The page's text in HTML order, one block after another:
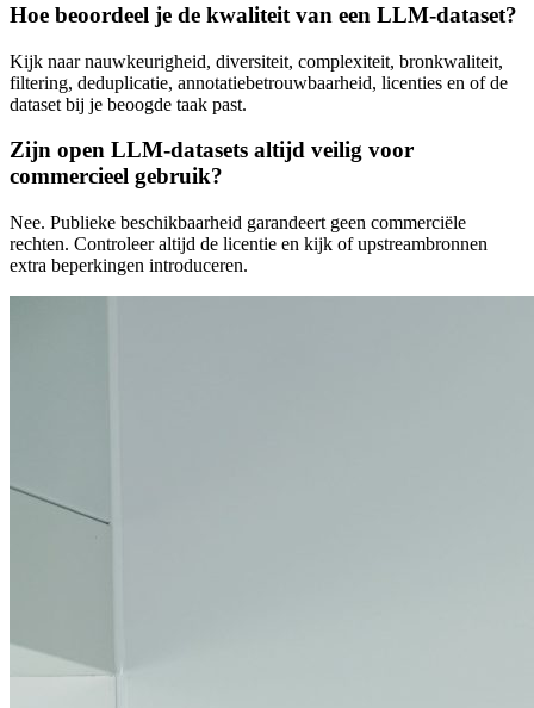
Hoe beoordeel je de kwaliteit van een LLM-dataset?
Kijk naar nauwkeurigheid, diversiteit, complexiteit, bronkwaliteit,
filtering, deduplicatie, annotatiebetrouwbaarheid, licenties en of de
dataset bij je beoogde taak past.
Zijn open LLM-datasets altijd veilig voor
commercieel gebruik?
Nee. Publieke beschikbaarheid garandeert geen commerciële
rechten. Controleer altijd de licentie en kijk of upstreambronnen
extra beperkingen introduceren.